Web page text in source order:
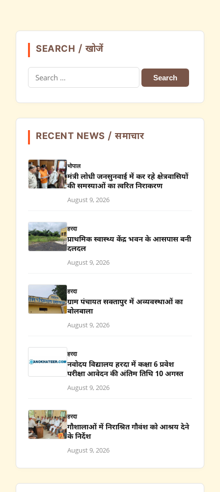
SEARCH / खोजें
for:
RECENT NEWS / समाचार
भोपाल
मंत्री लोधी जनसुनवाई में कर रहे क्षेत्रवासियों
की समस्याओं का त्वरित निराकरण
August 9, 2026
हरदा
प्राथमिक स्वास्थ्य केंद्र भवन के आसपास बनी
दलदल
August 9, 2026
हरदा
ग्राम पंचायत सक्तापुर में अव्यवस्थाओं का
बोलबाला
August 9, 2026
हरदा
नवोदय विद्यालय हरदा में कक्षा 6 प्रवेश
परीक्षा आवेदन की अंतिम तिथि 10 अगस्त
August 9, 2026
हरदा
गौशालाओं में निराश्रित गौवंश को आश्रय देने
के निर्देश
August 9, 2026